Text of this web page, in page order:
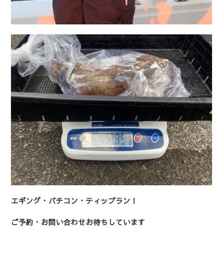
エギング・バチコン・ティップラン！
ご予約・お問い合わせお待ちしています